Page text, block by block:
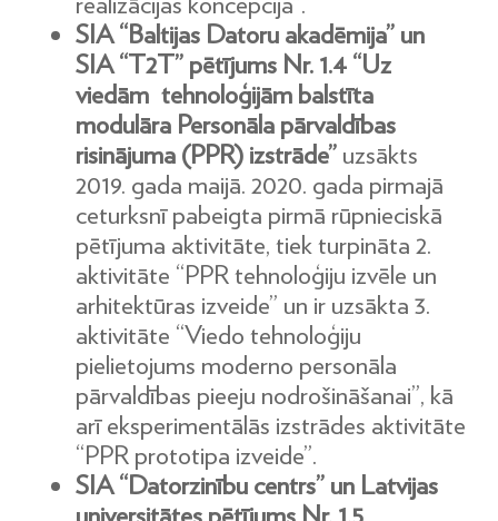
SIA “Baltijas Datoru akadēmija” un
SIA “T2T” pētījums Nr. 1.4 “Uz
viedām tehnoloģijām balstīta
modulāra Personāla pārvaldības
risinājuma (PPR) izstrāde” uzsākts
2019. gada maijā. 2020. gada pirmajā
ceturksnī pabeigta pirmā rūpnieciskā
pētījuma aktivitāte, tiek turpināta 2.
aktivitāte “PPR tehnoloģiju izvēle un
arhitektūras izveide” un ir uzsākta 3.
aktivitāte “Viedo tehnoloģiju
pielietojums moderno personāla
pārvaldības pieeju nodrošināšanai”, kā
arī eksperimentālās izstrādes aktivitāte
“PPR prototipa izveide”.
SIA “Datorzinību centrs” un Latvijas
universitātes pētījums Nr. 1.5